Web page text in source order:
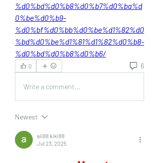
%d0%bd%d0%b8%d0%b7%d0%ba%d
0%be%d0%b9-
%d0%bf%d0%bb%d0%be%d1%82%d0
%bd%d0%be%d1%81%d1%82%d0%b8-
%d0%bd%d0%b8%d0%b6/
0 6
Write a comment...
Newest
ali88 kiki88
Jul 23, 2025